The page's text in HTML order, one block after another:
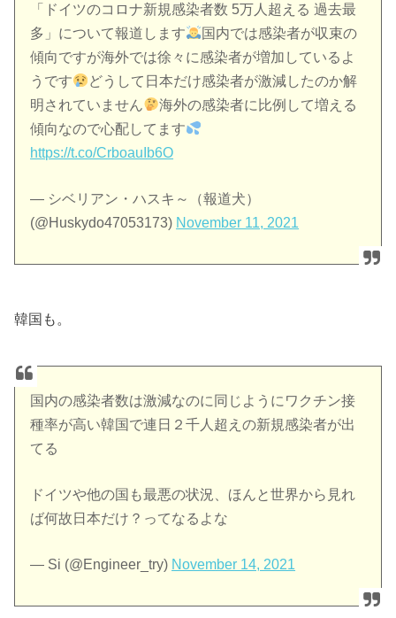
「ドイツのコロナ新規感染者数 5万人超える 過去最
多」について報道します
国内では感染者が収束の
傾向ですが海外では徐々に感染者が増加しているよ
うです
どうして日本だけ感染者が激減したのか解
明されていません
海外の感染者に比例して増える
傾向なので心配してます
https://t.co/CrboauIb6O
— シベリアン・ハスキ～（報道犬）
(@Huskydo47053173) November 11, 2021
韓国も。
国内の感染者数は激減なのに同じようにワクチン接
種率が高い韓国で連日２千人超えの新規感染者が出
てる
ドイツや他の国も最悪の状況、ほんと世界から見れ
ば何故日本だけ？ってなるよな
— Si (@Engineer_try) November 14, 2021